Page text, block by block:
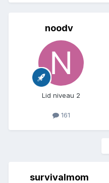
noodv
Lid niveau 2
161
survivalmom